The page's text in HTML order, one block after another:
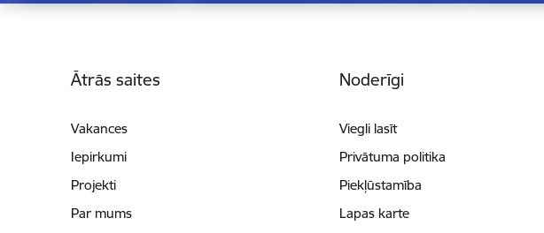
Ātrās saites
Vakances
Iepirkumi
Projekti
Par mums
Noderīgi
Viegli lasīt
Privātuma politika
Piekļūstamība
Lapas karte